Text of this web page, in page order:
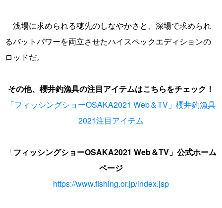
浅場に求められる穂先のしなやかさと、深場で求められ
るバットパワーを両立させたハイスペックエディションの
ロッドだ。
その他、櫻井釣漁具の注目アイテムはこちらをチェック！
「フィッシングショーOSAKA2021 Web＆TV」櫻井釣漁具
2021注目アイテム
「フィッシングショーOSAKA2021 Web＆TV」 公式ホーム
ページ
https://www.fishing.or.jp/index.jsp